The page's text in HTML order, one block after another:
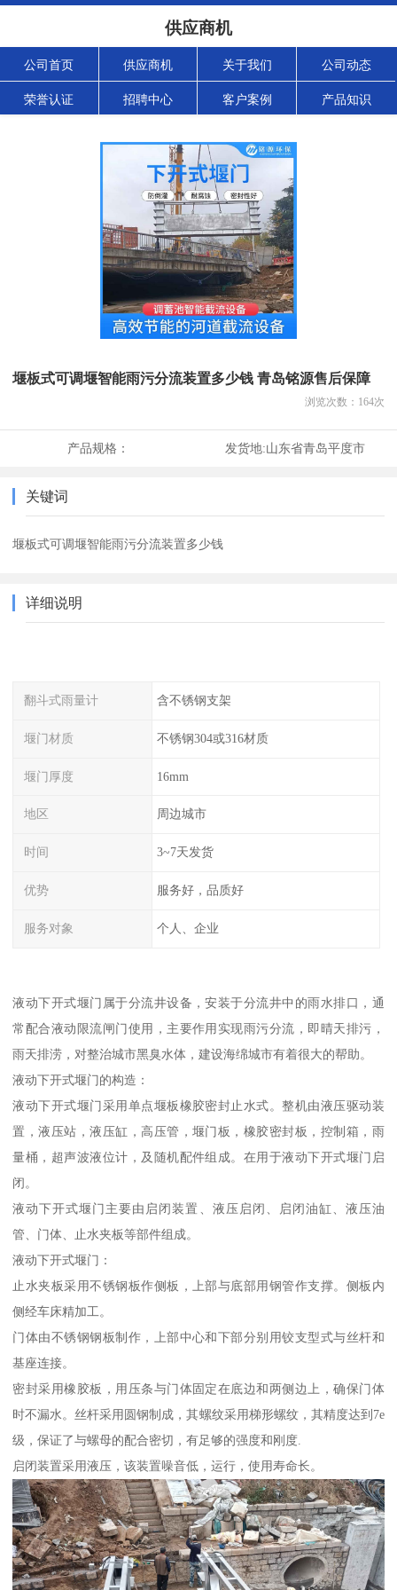
供应商机
公司首页 供应商机 关于我们 公司动态
荣誉认证 招聘中心 客户案例 产品知识
堰板式可调堰智能雨污分流装置多少钱 青岛铭源售后保障
浏览次数： 164次
产品规格： 发货地:山东省青岛平度市
关键词
堰板式可调堰智能雨污分流装置多少钱
详细说明
翻斗式雨量计 含不锈钢支架
堰门材质 不锈钢304或316材质
堰门厚度 16mm
地区 周边城市
时间 3~7天发货
优势 服务好，品质好
服务对象 个人、企业
液动下开式堰门属于分流井设备，安装于分流井中的雨水排口，通
常配合液动限流闸门使用，主要作用实现雨污分流，即晴天排污，
雨天排涝，对整治城市黑臭水体，建设海绵城市有着很大的帮助。
液动下开式堰门的构造：
液动下开式堰门采用单点堰板橡胶密封止水式。整机由液压驱动装
置，液压站，液压缸，高压管，堰门板，橡胶密封板，控制箱，雨
量桶，超声波液位计，及随机配件组成。在用于液动下开式堰门启
闭。
液动下开式堰门主要由启闭装置、液压启闭、启闭油缸、液压油
管、门体、止水夹板等部件组成。
液动下开式堰门：
止水夹板采用不锈钢板作侧板，上部与底部用钢管作支撑。侧板内
侧经车床精加工。
门体由不锈钢钢板制作，上部中心和下部分别用铰支型式与丝杆和
基座连接。
密封采用橡胶板，用压条与门体固定在底边和两侧边上，确保门体
时不漏水。丝杆采用圆钢制成，其螺纹采用梯形螺纹，其精度达到7e
级，保证了与螺母的配合密切，有足够的强度和刚度.
启闭装置采用液压，该装置噪音低，运行，使用寿命长。